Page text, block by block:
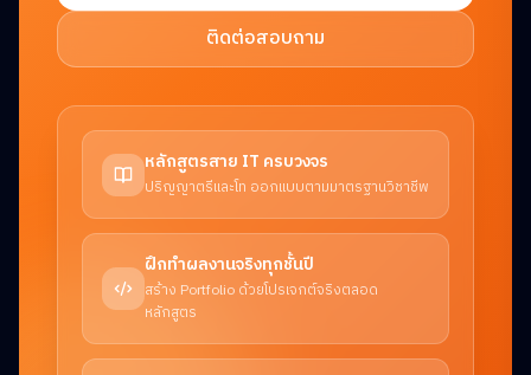
ติดต่อสอบถาม
หลักสูตรสาย IT ครบวงจร
ปริญญาตรีและโท ออกแบบตามมาตรฐานวิชาชีพ
ฝึกทำผลงานจริงทุกชั้นปี
สร้าง Portfolio ด้วยโปรเจกต์จริงตลอด
หลักสูตร